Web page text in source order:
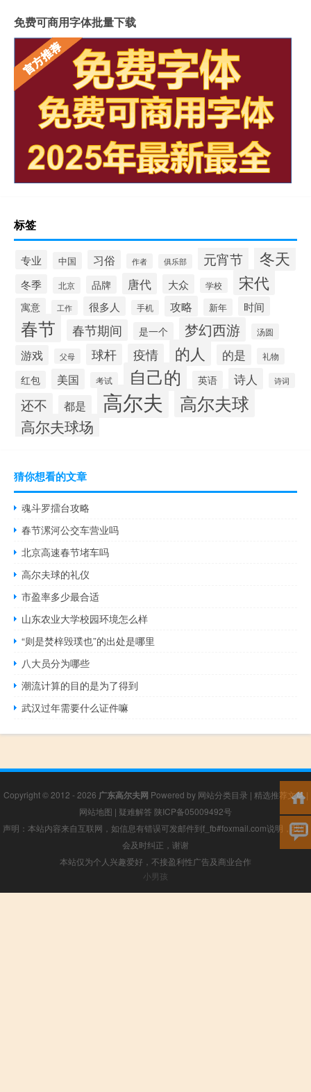
免费可商用字体批量下载
标签
专业 中国 习俗 作者 俱乐部 元宵节 冬天
冬季 北京 品牌 唐代 大众 学校 宋代
寓意 工作 很多人 手机 攻略 新年 时间
春节 春节期间 是一个 梦幻西游 汤圆
游戏 父母 球杆 疫情 的人 的是 礼物
红包 美国 考试 自己的 英语 诗人 诗词
还不 都是 高尔夫 高尔夫球
高尔夫球场
猜你想看的文章
魂斗罗擂台攻略
春节漯河公交车营业吗
北京高速春节堵车吗
高尔夫球的礼仪
市盈率多少最合适
山东农业大学校园环境怎么样
“则是焚梓毁璞也”的出处是哪里
八大员分为哪些
潮流计算的目的是为了得到
武汉过年需要什么证件嘛
Copyright © 2012 - 2026 广东高尔夫网 Powered by 网站分类目录 | 精选推荐文章|
网站地图 | 疑难解答 陕ICP备05009492号
声明：本站内容来自互联网，如信息有错误可发邮件到f_fb#foxmail.com说明，我们
会及时纠正，谢谢
本站仅为个人兴趣爱好，不接盈利性广告及商业合作
小男孩